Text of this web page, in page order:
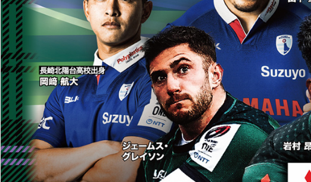
次代を
GREEN
今年は リーグワン
セカンダリーホストエリアとして三